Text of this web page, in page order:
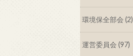
環境保全部会 (2)
運営委員会 (97)